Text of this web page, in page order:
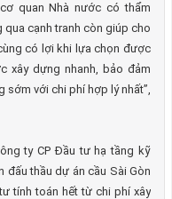
quan Nhà nước có thẩm
qua cạnh tranh còn giúp cho
có lợi khi lựa chọn được
xây dựng nhanh, bảo đảm
sớm với chi phí hợp lý nhất”,
ty CP Đầu tư hạ tầng kỹ
đấu thầu dự án cầu Sài Gòn
tính toán hết từ chi phí xây